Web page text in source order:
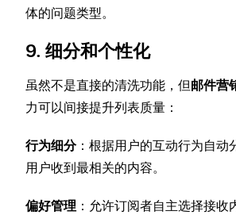
体的问题类型。
9. 细分和个性化
虽然不是直接的清洗功能，但邮件营
力可以间接提升列表质量：
行为细分：根据用户的互动行为自动
用户收到最相关的内容。
偏好管理 ：允许订阅者自主选择接收